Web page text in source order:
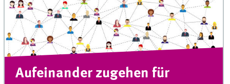
Aufeinander zugehen für